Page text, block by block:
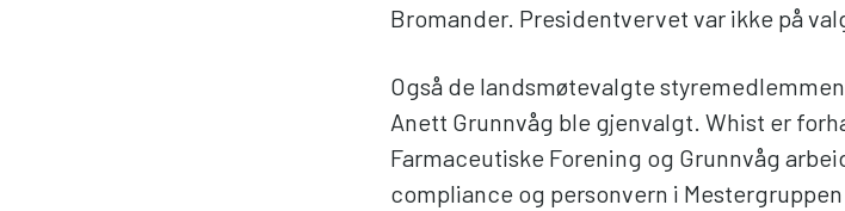
Bromander. Presidentvervet var ikke på
Også de landsmøtevalgte
Anett Grunnvåg ble gjenvalgt. Whist er
Farmaceutiske Forening og Grunnvåg
compliance og personvern i Mestergruppen